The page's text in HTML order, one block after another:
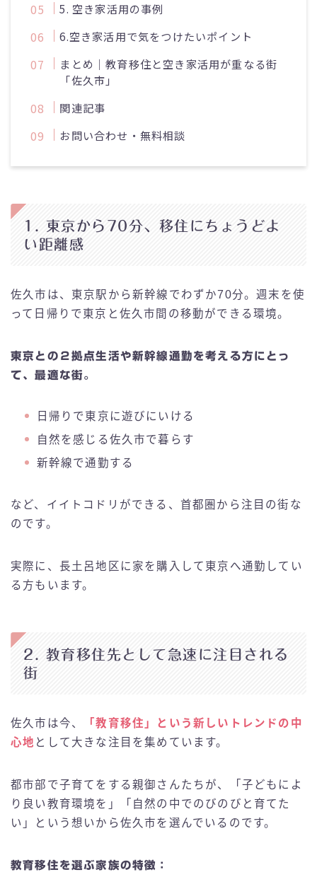
5. 空き家活用の事例
6.空き家活用で気をつけたいポイント
まとめ｜教育移住と空き家活用が重なる街
「佐久市」
関連記事
お問い合わせ・無料相談
1. 東京から70分、移住にちょうどよ
い距離感
佐久市は、東京駅から新幹線でわずか70分。週末を使
って日帰りで東京と佐久市間の移動ができる環境。
東京との２拠点生活や新幹線通勤を考える方にとっ
て、最適な街。
日帰りで東京に遊びにいける
自然を感じる佐久市で暮らす
新幹線で通勤する
など、イイトコドリができる、首都圏から注目の街な
のです。
実際に、長土呂地区に家を購入して東京へ通勤してい
る方もいます。
2. 教育移住先として急速に注目される
街
佐久市は今、
「教育移住」という新しいトレンドの中
心地 として大きな注目を集めています。
都市部で子育てをする親御さんたちが、「子どもによ
り良い教育環境を」「自然の中でのびのびと育てた
い」という想いから佐久市を選んでいるのです。
教育移住を選ぶ家族の特徴：